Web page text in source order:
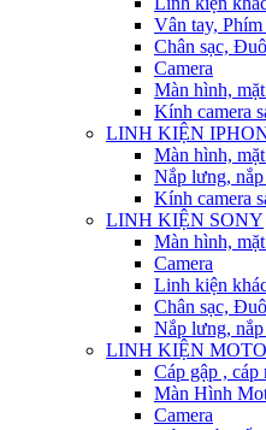
Vân tay, Phím
Chân sạc,
Camera
Màn hình,
Kính camera
LINH KIỆN
Màn hình,
Nắp lưng,
Kính camera
LINH KIỆN SONY
Màn hình,
Camera
Linh kiện
Chân sạc,
Nắp lưng,
LINH KIỆN
Cáp gập ,
Màn Hình
Camera